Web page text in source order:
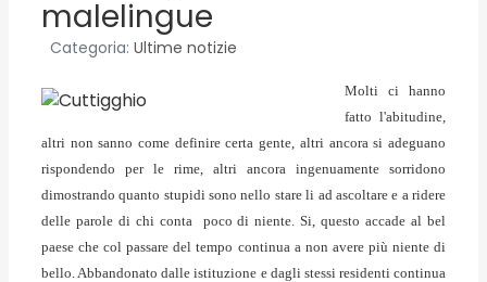
malelingue
Categoria: Ultime notizie
Molti ci hanno
fatto l'abitudine,
altri non sanno come definire certa gente, altri ancora si adeguano
rispondendo per le rime, altri ancora ingenuamente sorridono
dimostrando quanto stupidi sono nello stare li ad ascoltare e a ridere
delle parole di chi conta poco di niente. Si, questo accade al bel
paese che col passare del tempo continua a non avere più niente di
bello. Abbandonato dalle istituzione e dagli stessi residenti continua